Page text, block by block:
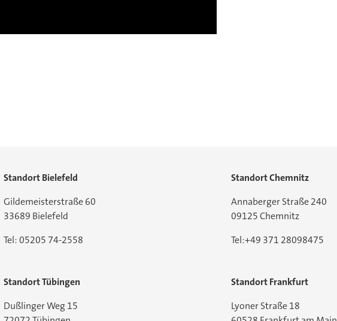
Standort Bielefeld
Gildemeisterstraße 60
33689 Bielefeld
Tel: 05205 74-2558
Standort Tübingen
Dußlinger Weg 15
Standort Chemnitz
Annaberger Straße 240
09125 Chemnitz
Tel:+49 371 28098475
Standort Frankfurt
Lyoner Straße 18